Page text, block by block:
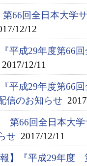
第66回全日本大学
12/12
『平成29年度第66
2017/12/11
『平成29年度第66
信のお知らせ
第66回全日本大
せ 2017/12/11
報】『平成29年度